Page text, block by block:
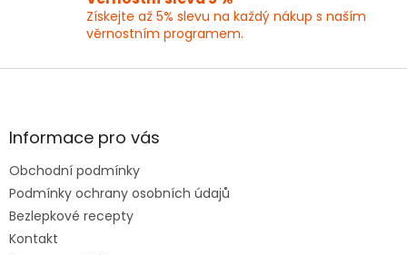
Získejte až 5% slevu na každý nákup s naším
věrnostním programem.
Z
aInformace pro vás
Obchodní podmínky
Podmínky ochrany osobních údajů
Bezlepkové recepty
Kontakt